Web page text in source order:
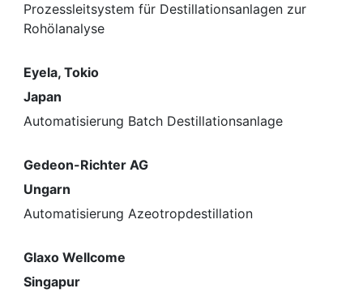
Prozessleitsystem für Destillationsanlagen zur
Rohölanalyse
Eyela, Tokio
Japan
Automatisierung Batch Destillationsanlage
Gedeon-Richter AG
Ungarn
Automatisierung Azeotropdestillation
Glaxo Wellcome
Singapur